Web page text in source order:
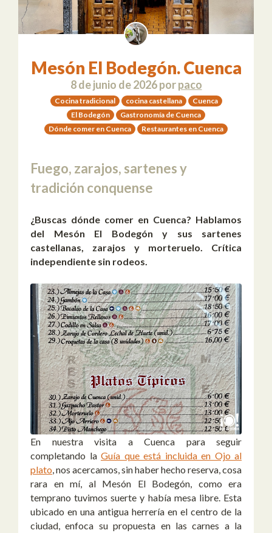
Mesón El Bodegón. Cuenca
8 de junio de 2026porpaco
Cocina tradicional cocina castellana
Cuenca
El Bodegón
Gastronomía de Cuenca
Dónde comer en Cuenca
Restaurantes en Cuenca
Fuego, zarajos, sartenes y
tradición conquense
¿Buscas dónde comer en Cuenca? Hablamos
del Mesón El Bodegón y sus sartenes
castellanas, zarajos y morteruelo. Crítica
independiente sin rodeos.
En nuestra visita a Cuenca para seguir
completando la Guía que está incluida en Ojo al
plato, nos acercamos, sin haber hecho reserva, cosa
rara en mí, al Mesón El Bodegón, como era
temprano tuvimos suerte y había mesa libre. Esta
ubicado en una antigua herrería en el centro de la
ciudad, enfoca su propuesta en las carnes a la